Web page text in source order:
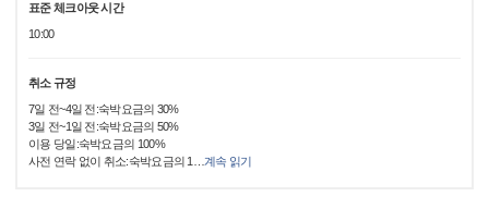
표준 체크아웃 시간
10:00
취소 규정
7일 전~4일 전:숙박요금의 30%
3일 전~1일 전:숙박요금의 50%
이용 당일:숙박요금의 100%
사전 연락 없이 취소:숙박요금의 1
계속 읽기